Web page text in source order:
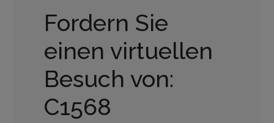
Fordern Sie
einen virtuellen
Besuch von:
C1568